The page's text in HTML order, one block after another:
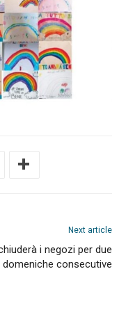
Next article
i negozi per due
domeniche consecutive